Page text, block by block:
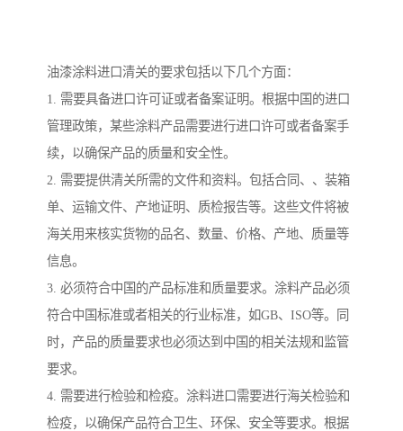
油漆涂料进口清关的要求包括以下几个方面：
1. 需要具备进口许可证或者备案证明。根据中国的进口
管理政策，某些涂料产品需要进行进口许可或者备案手
续，以确保产品的质量和安全性。
2. 需要提供清关所需的文件和资料。包括合同、、装箱
单、运输文件、产地证明、质检报告等。这些文件将被
海关用来核实货物的品名、数量、价格、产地、质量等
信息。
3. 必须符合中国的产品标准和质量要求。涂料产品必须
符合中国标准或者相关的行业标准，如GB、ISO等。同
时，产品的质量要求也必须达到中国的相关法规和监管
要求。
4. 需要进行检验和检疫。涂料进口需要进行海关检验和
检疫，以确保产品符合卫生、环保、安全等要求。根据